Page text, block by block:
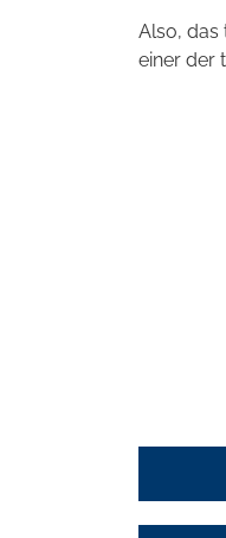
Also, das
einer der